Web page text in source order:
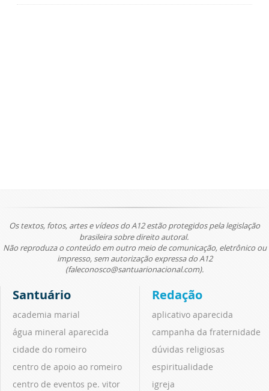
Os textos, fotos, artes e vídeos do A12 estão protegidos pela legislação
brasileira sobre direito autoral.
Não reproduza o conteúdo em outro meio de comunicação, eletrônico ou
impresso, sem autorização expressa do A12
(faleconosco@santuarionacional.com).
Santuário
academia marial
água mineral aparecida
cidade do romeiro
centro de apoio ao romeiro
centro de eventos pe. vitor
Redação
aplicativo aparecida
campanha da fraternidade
dúvidas religiosas
espiritualidade
igreja